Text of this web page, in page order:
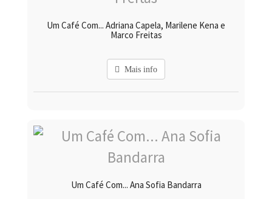
Um Café Com... Adriana Capela, Marilene Kena e
Marco Freitas
Mais info
Um Café Com... Ana Sofia Bandarra